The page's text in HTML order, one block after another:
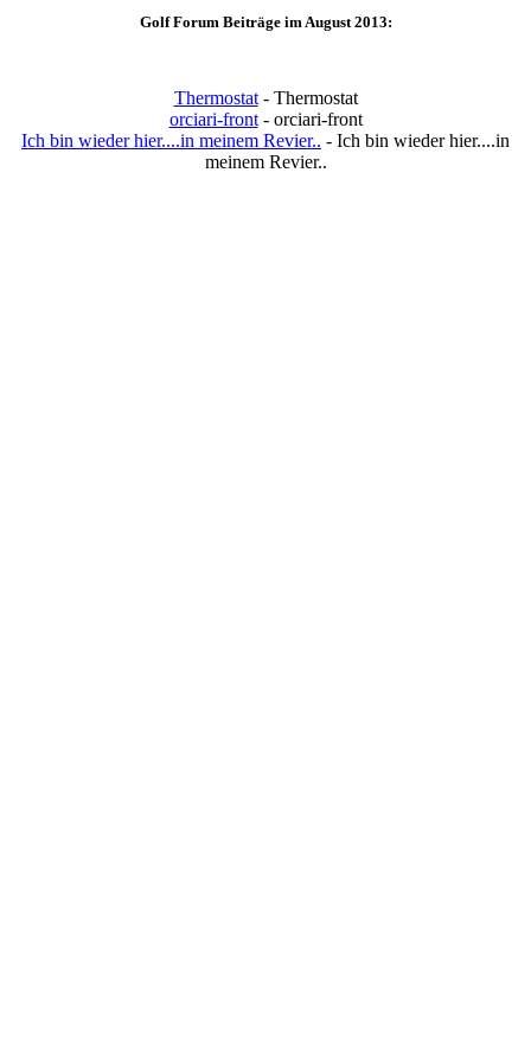
Golf Forum Beiträge im August 2013:
Thermostat- Thermostat
orciari-front- orciari-front
Ich bin wieder hier....in meinem Revier.. - Ich bin wieder hier....in
meinem Revier..